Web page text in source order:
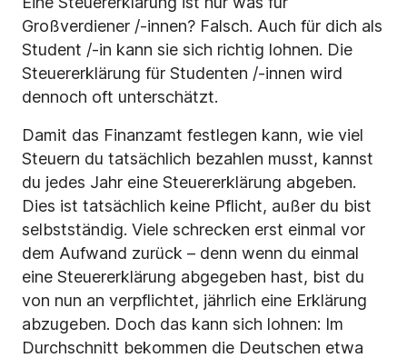
Großverdiener /-innen? Falsch. Auch für dich als
Student /-in kann sie sich richtig lohnen. Die
Steuererklärung für Studenten /-innen wird
dennoch oft unterschätzt.
Damit das Finanzamt festlegen kann, wie viel
Steuern du tatsächlich bezahlen musst, kannst
du jedes Jahr eine Steuererklärung abgeben.
Dies ist tatsächlich keine Pflicht, außer du bist
selbstständig. Viele schrecken erst einmal vor
dem Aufwand zurück – denn wenn du einmal
eine Steuererklärung abgegeben hast, bist du
von nun an verpflichtet, jährlich eine Erklärung
abzugeben. Doch das kann sich lohnen: Im
Durchschnitt bekommen die Deutschen etwa